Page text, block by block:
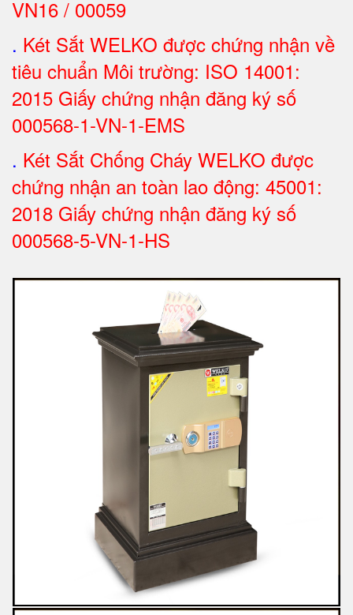
VN16 / 00059
. Két Sắt WELKO được chứng nhận về
tiêu chuẩn Môi trường: ISO 14001:
2015 Giấy chứng nhận đăng ký số
000568-1-VN-1-EMS
. Két Sắt Chống Cháy WELKO được
chứng nhận an toàn lao động: 45001:
2018 Giấy chứng nhận đăng ký số
000568-5-VN-1-HS